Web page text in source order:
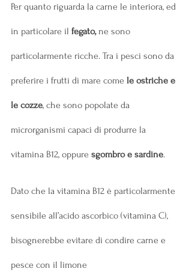
Per quanto riguarda la carne le interiora, ed
in particolare il fegato, ne sono
particolarmente ricche. Tra i pesci sono da
preferire i frutti di mare come le ostriche e
le cozze, che sono popolate da
microrganismi capaci di produrre la
vitamina B12, oppure sgombro e sardine.
Dato che la vitamina B12 è particolarmente
sensibile all’acido ascorbico (vitamina C),
bisognerebbe evitare di condire carne e
pesce con il limone